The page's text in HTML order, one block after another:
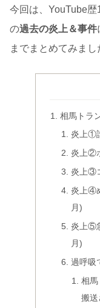
今回は、YouTube
の過去の炎上＆事件
までまとめてみまし
相馬トラ
炎上①
炎上②
炎上③
炎上④
月)
炎上⑤
月)
過呼吸
相馬
搬送